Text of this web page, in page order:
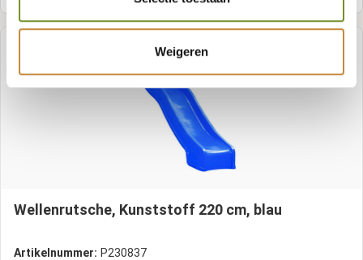
Weigeren
Wellenrutsche, Kunststoff 220 cm, blau
Artikelnummer: P230837